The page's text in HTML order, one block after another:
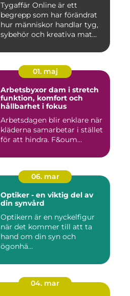
Tygaffär Online är ett
begrepp som har förändrat
hur människor handlar tyg,
sybehör och kreativa mat...
01. maj
Arbetsbyxor dam i stretch
funktion, komfort och
hållbarhet i fokus
Arbetsdagen blir enklare när
kläderna samarbetar i stället
för att hindra. F&oum...
06. mar
Optiker - en viktig del av
din synvård
Optikern är en nyckelfigur
när det kommer till att ta
hand om din syn och
ögonhä...
04. mar